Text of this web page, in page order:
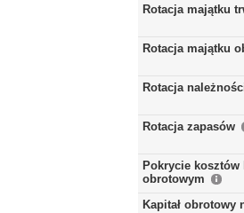
Rotacja majątku
Rotacja majątku
Rotacja
Rotacja zapasów
Pokrycie kosztów
obrotowym
Kapitał obrotowy